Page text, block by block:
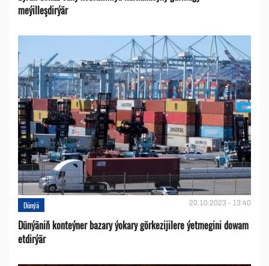
meýilleşdirýär
Dünýä 20.10.2023 - 13:40
Dünýäniň konteýner bazary ýokary görkezijilere ýetmegini dowam
etdirýär